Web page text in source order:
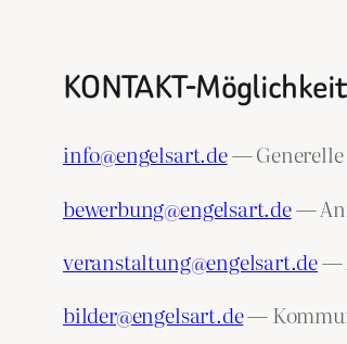
KONTAKT-
info@engelsart.de— Generelle
bewerbung@engelsart.de—
veranstaltung@engelsart.de—
bilder@engelsart.de—